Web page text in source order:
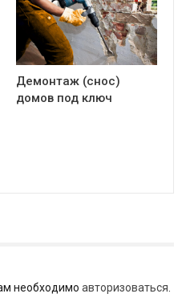
Демонтаж (снос)
домов под ключ
необходимо авторизоваться.